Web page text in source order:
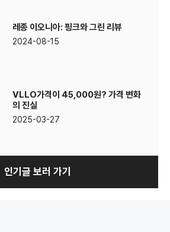
레종 이오니아: 핑크와 그린 리뷰
2024-08-15
VLLO가격이 45,000원? 가격 변화
의 진실
2025-03-27
인기글 보러 가기